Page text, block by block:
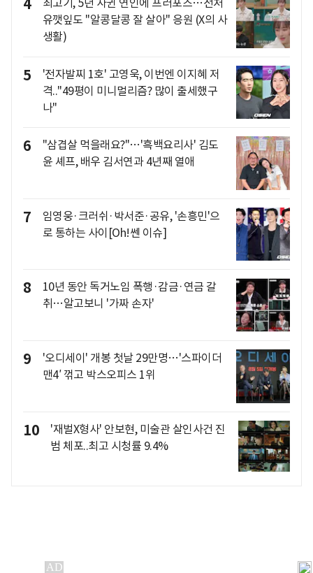
4
유깻잎도 "알콩달콩 잘 살아" 응원 (X의 사
생활)
5
'전자발찌 1호' 고영욱, 이번엔 이지혜 저
격.."49평이 미니멀리즘? 많이 출세했구
나"
6
"삼겹살 먹을래요?"…'흑백요리사' 김도
윤 셰프, 배우 김서연과 4년째 열애
7
임영웅·크러쉬·박서준·공유, '손흥민'으
로 통하는 사이[Oh!쎈 이슈]
8
10년 동안 독거노임 폭행·감금·연금 갈
취…알고보니 '가짜 손자'
9
'오디세이' 개봉 첫날 29만명…'스파이더
맨4′ 꺾고 박스오피스 1위
10
'재벌X형사' 안보현, 미술관 살인사건 진
범 체포..최고 시청률 9.4%